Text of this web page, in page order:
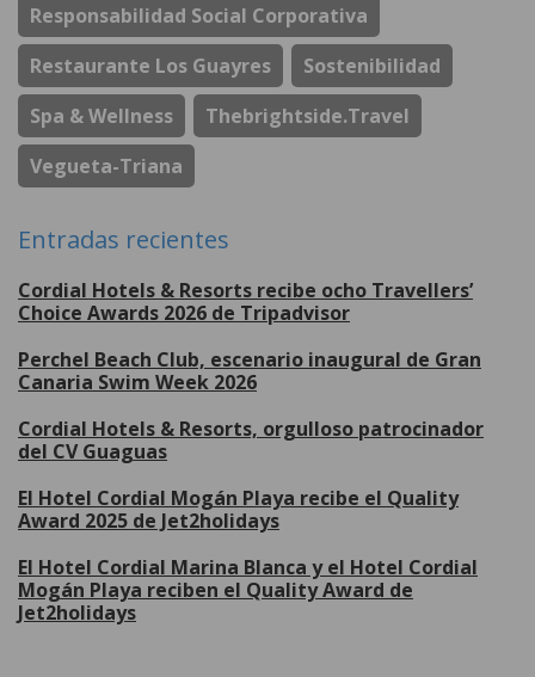
Responsabilidad Social Corporativa
Restaurante Los Guayres
Sostenibilidad
Spa & Wellness
Thebrightside.travel
Vegueta-Triana
Entradas recientes
Cordial Hotels & Resorts recibe ocho Travellers’
Choice Awards 2026 de Tripadvisor
Perchel Beach Club, escenario inaugural de Gran
Canaria Swim Week 2026
Cordial Hotels & Resorts, orgulloso patrocinador
del CV Guaguas
El Hotel Cordial Mogán Playa recibe el Quality
Award 2025 de Jet2holidays
El Hotel Cordial Marina Blanca y el Hotel Cordial
Mogán Playa reciben el Quality Award de
Jet2holidays